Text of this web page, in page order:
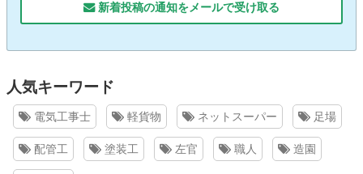
新着投稿の通知をメールで受け取る
人気キーワード
電気工事士 軽貨物 ネットスーパー 足場
配管工 塗装工 左官 職人 造園